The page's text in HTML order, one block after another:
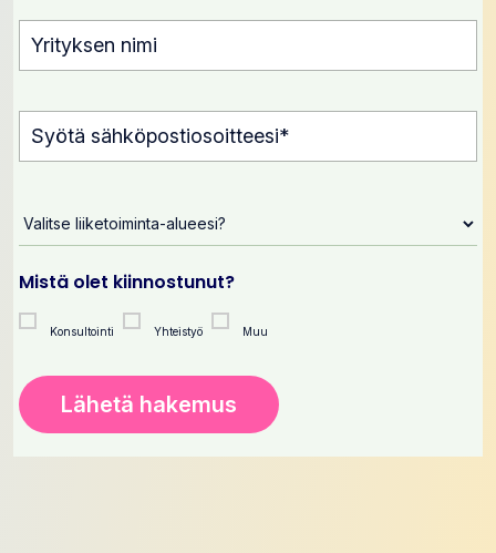
Mistä olet kiinnostunut?
Konsultointi Yhteistyö Muu